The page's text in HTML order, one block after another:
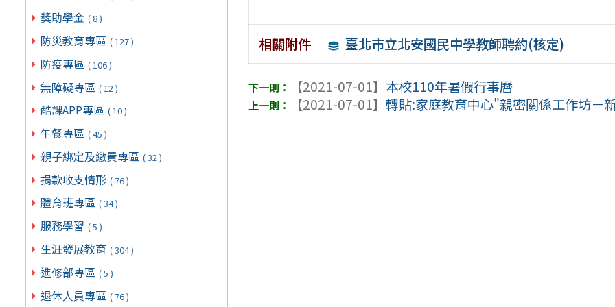
獎助學金 ( 8 )
防災教育專區 ( 127 )
防疫專區 ( 106 )
無障礙專區 ( 12 )
酷課APP專區 ( 10 )
午餐專區 ( 45 )
親子綁定及繳費專區 ( 32 )
捐款收支情形 ( 76 )
體育班專區 ( 34 )
服務學習 ( 5 )
生涯發展教育 ( 304 )
進修部專區 ( 5 )
退休人員專區 ( 76 )
相關附件 臺北市立北安國民中學教師聘約(核定)
【2021-07-01】 本校110年暑假行事曆
【2021-07-01】轉貼:家庭教育中心"親密關係工作坊－